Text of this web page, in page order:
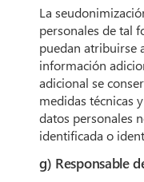
La
personales de tal
puedan atribuirse
información
adicional se
medidas técnicas
datos personales
identificada o
g) Responsable